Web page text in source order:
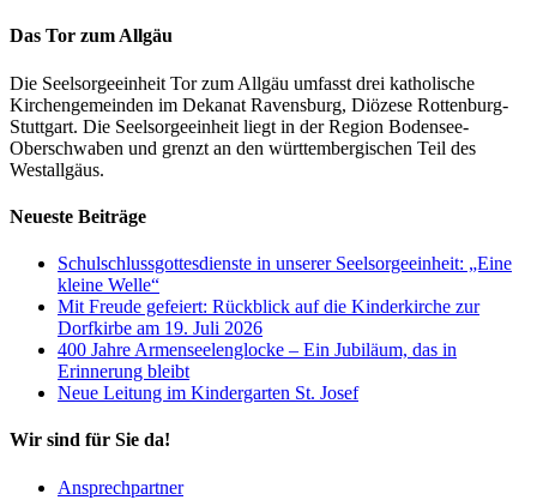
Das Tor zum Allgäu
Die Seelsorgeeinheit Tor zum Allgäu umfasst drei katholische
Kirchengemeinden im Dekanat Ravensburg, Diözese Rottenburg-
Stuttgart. Die Seelsorgeeinheit liegt in der Region Bodensee-
Oberschwaben und grenzt an den württembergischen Teil des
Westallgäus.
Neueste Beiträge
Schulschlussgottesdienste in unserer Seelsorgeeinheit: „Eine
kleine Welle“
Mit Freude gefeiert: Rückblick auf die Kinderkirche zur
Dorfkirbe am 19. Juli 2026
400 Jahre Armenseelenglocke – Ein Jubiläum, das in
Erinnerung bleibt
Neue Leitung im Kindergarten St. Josef
Wir sind für Sie da!
Ansprechpartner